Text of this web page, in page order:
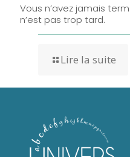
Vous n’avez jamais
n’est pas trop tard.
Lire la suite